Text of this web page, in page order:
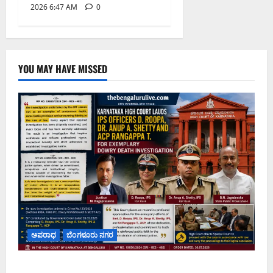
2026 6:47 AM
0
YOU MAY HAVE MISSED
ಅಪರಾಧ ಬೆಂಗಳೂರು ನಗರ